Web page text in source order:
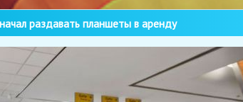
раздавать планшеты в аренду